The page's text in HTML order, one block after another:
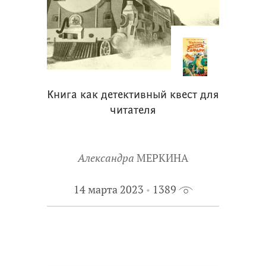
Книга как детективный квест для
читателя
Александра МЕРКИНА
14 марта 2023 1389